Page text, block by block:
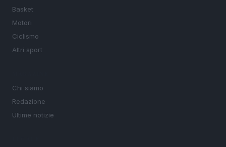
Basket
Motori
Ciclismo
Altri sport
Chi siamo
Redazione
Ultime notizie